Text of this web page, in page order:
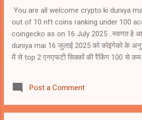
You are all welcome crypto ki duniya
out of 10 nft coins ranking under 100
coingecko as on 16 July 2025 ..स्वागत हे
duniya mai 16 जुलाई 2025 को कोइंगेको के
में से top 2 एनएफटी सिक्कों की रैंकिंग 100 से
(FET) #rank65 3) Immutable (IMX)
#rank108 5) Ethereum Name Service
Gala (GALA) #rank126 7) The Sandbox
Post a Comment